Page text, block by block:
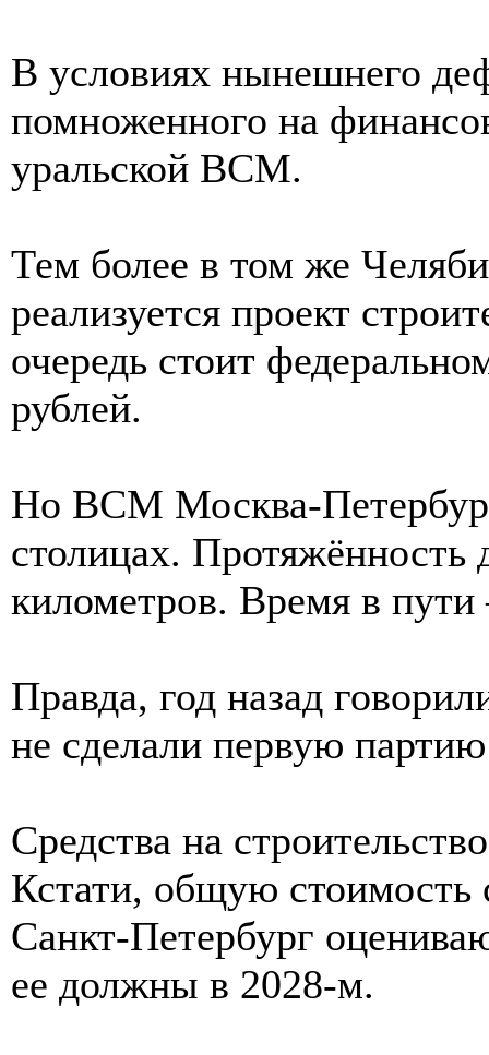
В условиях нынешнего
помноженного на
уральской ВСМ.
Тем более в том же
реализуется проект
очередь стоит
рублей.
Но ВСМ Москва-
столицах. Протяжённость
километров. Время в
Правда, год назад
не сделали первую
Средства на
Кстати, общую
Санкт-Петербург
ее должны в 2028-м.